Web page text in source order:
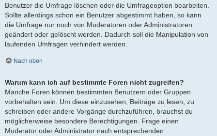
Benutzer die Umfrage löschen oder die Umfrageoption bearbeiten.
Sollte allerdings schon ein Benutzer abgestimmt haben, so kann
die Umfrage nur noch von Moderatoren oder Administratoren
geändert oder gelöscht werden. Dadurch soll die Manipulation von
laufenden Umfragen verhindert werden.
Nach oben
Warum kann ich auf bestimmte Foren nicht zugreifen?
Manche Foren können bestimmten Benutzern oder Gruppen
vorbehalten sein. Um diese einzusehen, Beiträge zu lesen, zu
schreiben oder andere Vorgänge durchzuführen, brauchst du
möglicherweise besondere Berechtigungen. Frage einen
Moderator oder Administrator nach entsprechenden